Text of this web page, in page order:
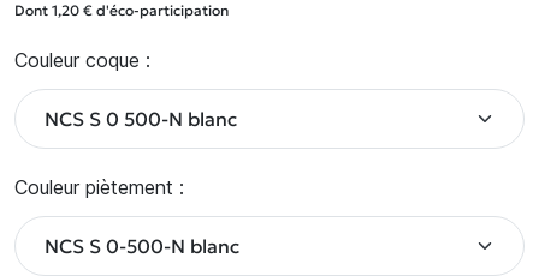
Dont 1,20 € d'éco-participation
Couleur coque :
Couleur piètement :